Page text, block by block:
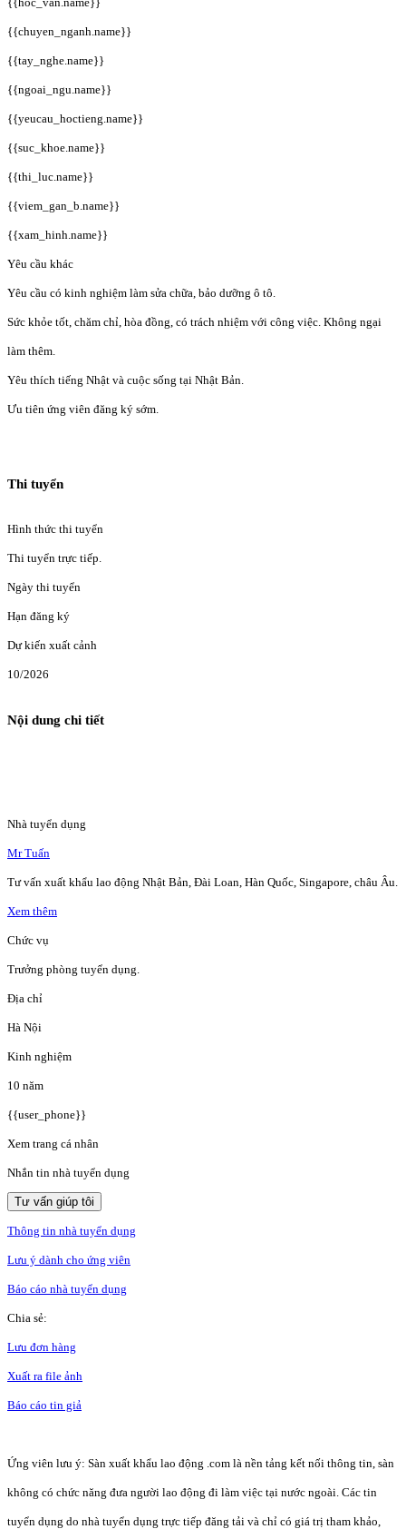
{{chuyen_nganh.name}}
{{tay_nghe.name}}
{{ngoai_ngu.name}}
{{yeucau_hoctieng.name}}
{{suc_khoe.name}}
{{thi_luc.name}}
{{viem_gan_b.name}}
{{xam_hinh.name}}
Yêu cầu khác
Yêu cầu có kinh nghiệm làm sửa chữa, bảo dưỡng ô tô.
Sức khỏe tốt, chăm chỉ, hòa đồng, có trách nhiệm với công việc. Không ngại
làm thêm.
Yêu thích tiếng Nhật và cuộc sống tại Nhật Bản.
Ưu tiên ứng viên đăng ký sớm.
Thi tuyển
Hình thức thi tuyển
Thi tuyển trực tiếp.
Ngày thi tuyển
Hạn đăng ký
Dự kiến xuất cảnh
10/2026
Nội dung chi tiết
Nhà tuyển dụng
Mr Tuấn
Tư vấn xuất khẩu lao động Nhật Bản, Đài Loan, Hàn Quốc, Singapore, châu Âu.
Xem thêm
Chức vụ
Trưởng phòng tuyển dụng.
Địa chỉ
Hà Nội
Kinh nghiệm
10 năm
{{user_phone}}
Xem trang cá nhân
Nhắn tin nhà tuyển dụng
Tư vấn giúp tôi
Thông tin nhà tuyển dụng
Lưu ý dành cho ứng viên
Báo cáo nhà tuyển dụng
Chia sẻ:
Lưu đơn hàng
Xuất ra file ảnh
Báo cáo tin giả
Ứng viên lưu ý: Sàn xuất khẩu lao động .com là nền tảng kết nối thông tin, sàn
không có chức năng đưa người lao động đi làm việc tại nước ngoài. Các tin
tuyển dụng do nhà tuyển dụng trực tiếp đăng tải và chỉ có giá trị tham khảo,